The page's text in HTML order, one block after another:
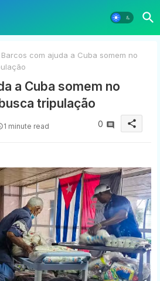
Barcos com ajuda a Cuba somem no
a Cuba somem no
tripulação
1 minute read 0 share